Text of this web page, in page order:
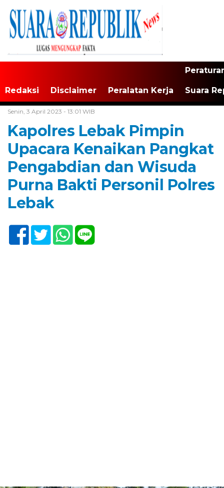
Redaksi Disclaimer Peralatan Kerja Suara
Senin, 3 April 2023 - 13:01 WIB
Kapolres Lebak Pimpin
Upacara Kenaikan Pangkat
Pengabdian dan Wisuda
Purna Bakti Personil Polres
Lebak